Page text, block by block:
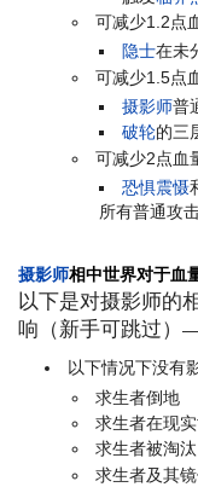
可减少1.2点
隐士在未
可减少1.5点
摄影师普
破轮的三
可减少2点血
恐惧震慑
所有普通攻击
摄影师相中世界对于血
以下是对摄影师的
响（新手可跳过）
以下情况下没有
求生者倒地
求生者在现
求生者被淘
求生者及其